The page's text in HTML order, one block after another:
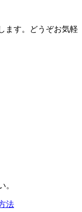
ます。どうぞお気軽
。
法